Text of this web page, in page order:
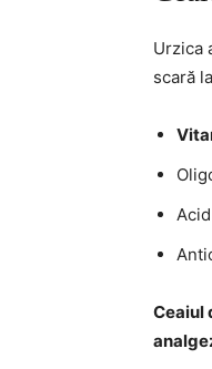
Urzica
scară
Ceaiul